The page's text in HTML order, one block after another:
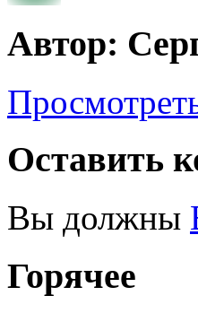
Автор:
Оставить
Вы должны
Горячее